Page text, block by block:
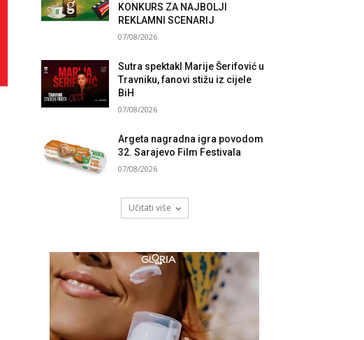
KONKURS ZA NAJBOLJI
REKLAMNI SCENARIJ
07/08/2026
Sutra spektakl Marije Šerifović u
Travniku, fanovi stižu iz cijele
BiH
07/08/2026
Argeta nagradna igra povodom
32. Sarajevo Film Festivala
07/08/2026
Učitati više